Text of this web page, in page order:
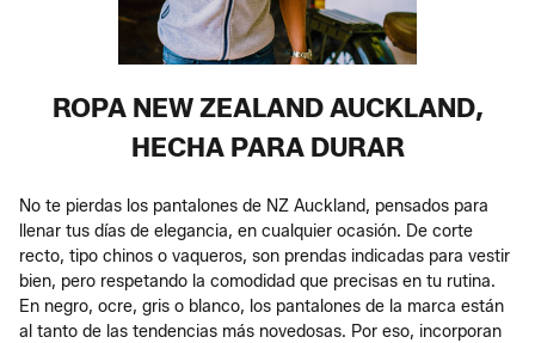
ROPA NEW ZEALAND AUCKLAND,
HECHA PARA DURAR
No te pierdas los pantalones de NZ Auckland, pensados para
llenar tus días de elegancia, en cualquier ocasión. De corte
recto, tipo chinos o vaqueros, son prendas indicadas para vestir
bien, pero respetando la comodidad que precisas en tu rutina.
En negro, ocre, gris o blanco, los pantalones de la marca están
al tanto de las tendencias más novedosas. Por eso, incorporan